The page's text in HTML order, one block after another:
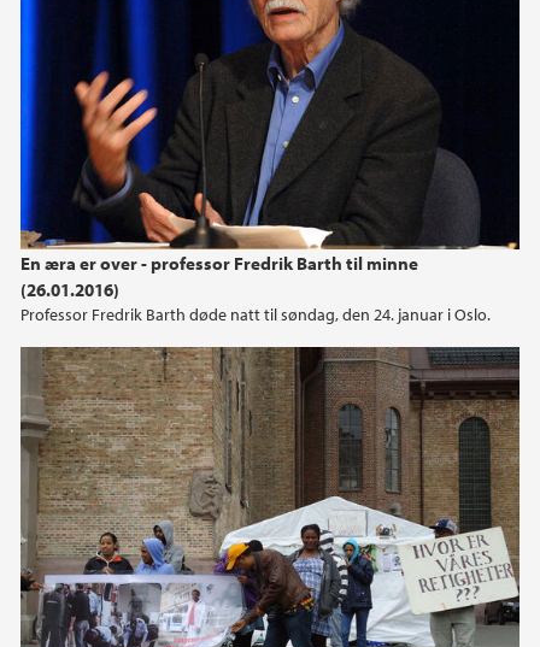
En æra er over - professor Fredrik Barth til minne
(26.01.2016)
Professor Fredrik Barth døde natt til søndag, den 24. januar i Oslo.
2025
2024
2023
2022
2021
2020
2019
2018
2017
2016
2015